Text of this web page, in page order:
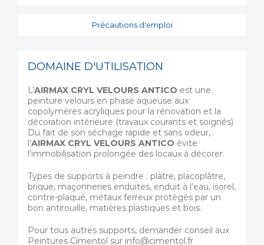
Précautions d'emploi
DOMAINE D'UTILISATION
L’AIRMAX CRYL VELOURS ANTICO est une
peinture velours en phase aqueuse aux
copolymères acryliques pour la rénovation et la
décoration intérieure (travaux courants et soignés)
Du fait de son séchage rapide et sans odeur,
l’AIRMAX CRYL VELOURS ANTICO évite
l’immobilisation prolongée des locaux à décorer.
Types de supports à peindre : plâtre, placoplâtre,
brique, maçonneries enduites, enduit à l’eau, isorel,
contre-plaqué, métaux ferreux protégés par un
bon antirouille, matières plastiques et bois.
Pour tous autres supports, demander conseil aux
Peintures Cimentol sur info@cimentol.fr